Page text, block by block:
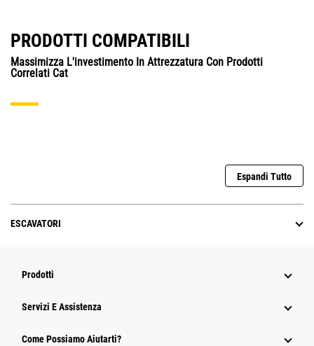
PRODOTTI COMPATIBILI
Massimizza L'investimento In Attrezzatura Con Prodotti
Correlati Cat
Espandi Tutto
ESCAVATORI
Prodotti
Servizi E Assistenza
Come Possiamo Aiutarti?